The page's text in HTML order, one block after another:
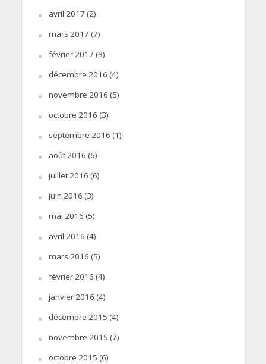
avril 2017 (2)
mars 2017 (7)
février 2017 (3)
décembre 2016 (4)
novembre 2016 (5)
octobre 2016 (3)
septembre 2016 (1)
août 2016 (6)
juillet 2016 (6)
juin 2016 (3)
mai 2016 (5)
avril 2016 (4)
mars 2016 (5)
février 2016 (4)
janvier 2016 (4)
décembre 2015 (4)
novembre 2015 (7)
octobre 2015 (6)